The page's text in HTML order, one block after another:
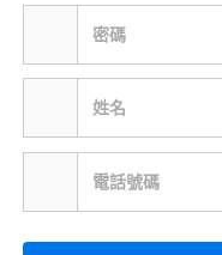
密碼
姓名
電話號碼